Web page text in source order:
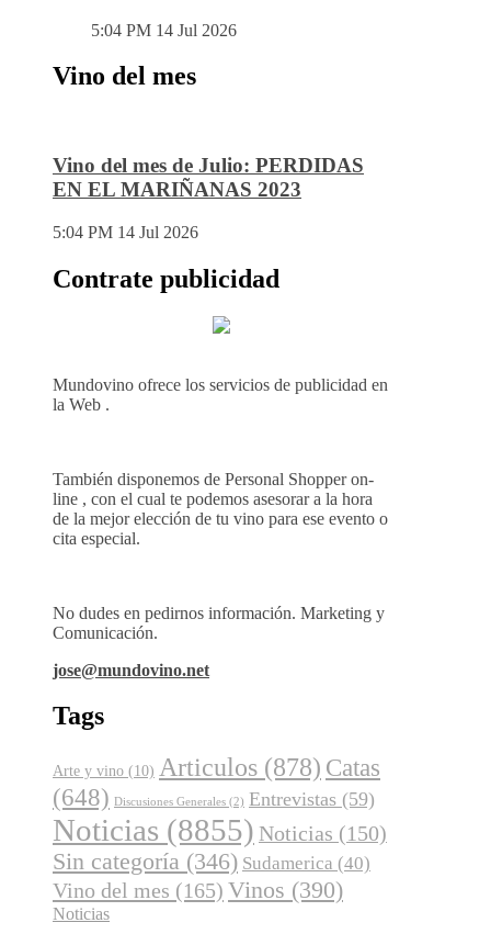
5:04 PM 14 Jul 2026
Vino del mes
Vino del mes de Julio: PERDIDAS
EN EL MARIÑANAS 2023
5:04 PM 14 Jul 2026
Contrate publicidad
Mundovino ofrece los servicios de publicidad en
la Web .
También disponemos de Personal Shopper on-
line , con el cual te podemos asesorar a la hora
de la mejor elección de tu vino para ese evento o
cita especial.
No dudes en pedirnos información. Marketing y
Comunicación.
jose@mundovino.net
Tags
Arte y vino (10) Articulos (878) Catas
(648) Discusiones Generales (2) Entrevistas (59)
Noticias (8855) Noticias (150)
Sin categoría (346) Sudamerica (40)
Vino del mes (165) Vinos (390)
Noticias